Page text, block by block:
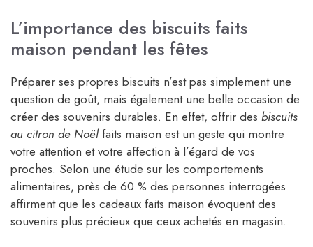
L’importance des biscuits faits
maison pendant les fêtes
Préparer ses propres biscuits n’est pas simplement une
question de goût, mais également une belle occasion de
créer des souvenirs durables. En effet, offrir des biscuits
au citron de Noëlfaits maison est un geste qui montre
votre attention et votre affection à l’égard de vos
proches. Selon une étude sur les comportements
alimentaires, près de 60 % des personnes interrogées
affirment que les cadeaux faits maison évoquent des
souvenirs plus précieux que ceux achetés en magasin.